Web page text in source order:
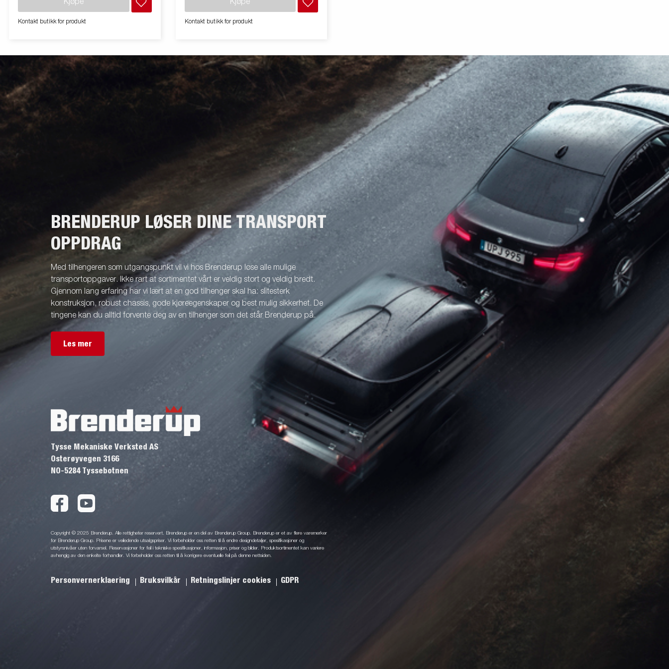
vise valgfritt utstyr. Frakt, registrering og
Kjøpe
Kontakt butikk for produkt
vise valgfritt utstyr. Frakt, registrering og
Kjøpe
Kontakt butikk for produkt
BRENDERUP LØSER DINE TRANSPORT
OPPDRAG
Med tilhengeren som utgangspunkt vil vi hos Brenderup løse alle mulige
transportoppgaver. Ikke rart at sortimentet vårt er veldig stort og veldig bredt.
Gjennom lang erfaring har vi lært at en god tilhenger skal ha: slitesterk
konstruksjon, robust chassis, gode kjøreegenskaper og best mulig sikkerhet. De
tingene kan du alltid forvente deg av en tilhenger som det står Brenderup på.
Les mer
Tysse Mekaniske Verksted AS
Osterøyvegen 3166
NO-5284 Tyssebotnen
Copyright © 2025 Brenderup. Alle rettigheter reservert. Brenderup er en del av Brenderup Group. Brenderup er et av flere varemerker
for Brenderup Group. Prisene er veiledende utsalgspriser. Vi forbeholder oss retten til å endre designdetaljer, spesifikasjoner og
utstyrsnivåer uten forvarsel. Reservasjoner for feil i tekniske spesifikasjoner, informasjon, priser og bilder. Produktsortimentet kan variere
avhengig av den enkelte forhandler. Vi forbeholder oss retten til å korrigere eventuelle feil på denne nettsiden.
Personvernerklaering Bruksvilkår Retningslinjer cookies GDPR